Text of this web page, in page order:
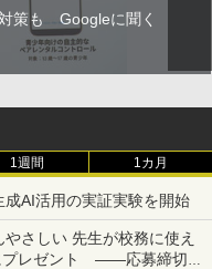
策も Googleに聞く
1週間 1カ月
AI活用の実証実験を開始
さしい 先生が校務に使え
プレゼント ――応募締切は